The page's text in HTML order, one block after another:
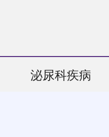
泌尿科疾病